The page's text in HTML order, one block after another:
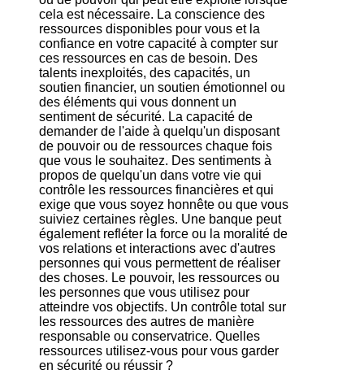
cela est nécessaire. La conscience des
ressources disponibles pour vous et la
confiance en votre capacité à compter sur
ces ressources en cas de besoin. Des
talents inexploités, des capacités, un
soutien financier, un soutien émotionnel ou
des éléments qui vous donnent un
sentiment de sécurité. La capacité de
demander de l'aide à quelqu'un disposant
de pouvoir ou de ressources chaque fois
que vous le souhaitez. Des sentiments à
propos de quelqu'un dans votre vie qui
contrôle les ressources financières et qui
exige que vous soyez honnête ou que vous
suiviez certaines règles. Une banque peut
également refléter la force ou la moralité de
vos relations et interactions avec d'autres
personnes qui vous permettent de réaliser
des choses. Le pouvoir, les ressources ou
les personnes que vous utilisez pour
atteindre vos objectifs. Un contrôle total sur
les ressources des autres de manière
responsable ou conservatrice. Quelles
ressources utilisez-vous pour vous garder
en sécurité ou réussir ?